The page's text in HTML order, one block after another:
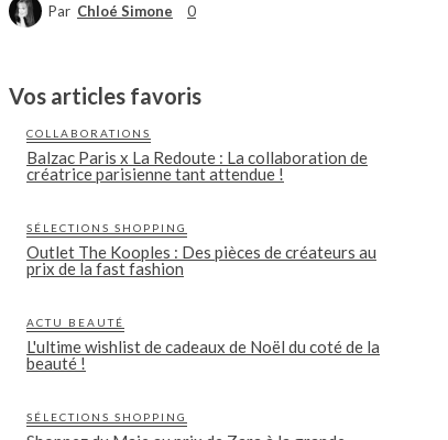
Par Chloé Simone 0
Vos articles favoris
COLLABORATIONS
Balzac Paris x La Redoute : La collaboration de
créatrice parisienne tant attendue !
SÉLECTIONS SHOPPING
Outlet The Kooples : Des pièces de créateurs au
prix de la fast fashion
ACTU BEAUTÉ
L'ultime wishlist de cadeaux de Noël du coté de la
beauté !
SÉLECTIONS SHOPPING